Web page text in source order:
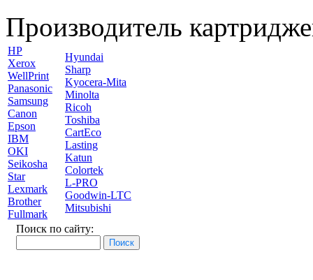
Производитель
HP
Xerox
WellPrint
Panasonic
Samsung
Canon
Epson
IBM
OKI
Seikosha
Star
Lexmark
Brother
Fullmark
Hyundai
Sharp
Kyocera-Mita
Minolta
Ricoh
Toshiba
CartEco
Lasting
Katun
Colortek
L-PRO
Goodwin-LTC
Mitsubishi
Поиск по сайту: